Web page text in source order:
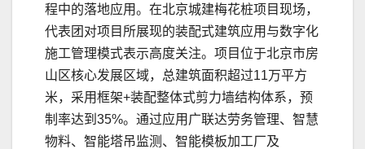
程中的落地应用。在北京城建梅花桩项目现场，
代表团对项目所展现的装配式建筑应用与数字化
施工管理模式表示高度关注。项目位于北京市房
山区核心发展区域，总建筑面积超过11万平方
米，采用框架+装配整体式剪力墙结构体系，预
制率达到35%。通过应用广联达劳务管理、智慧
物料、智能塔吊监测、智能模板加工厂及